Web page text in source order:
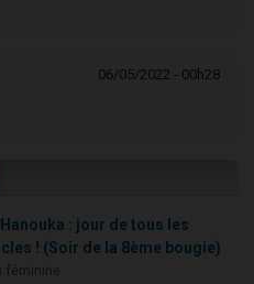
06/05/2022 - 00h28
: jour de tous les
! (Soir de la 8ème bougie)